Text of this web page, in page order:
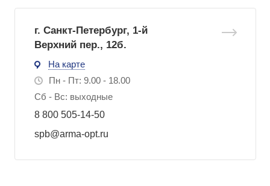
г. Санкт-Петербург, 1-й
Верхний пер., 12б.
На карте
Пн - Пт: 9.00 - 18.00
Сб - Вс: выходные
8 800 505-14-50
spb@arma-opt.ru